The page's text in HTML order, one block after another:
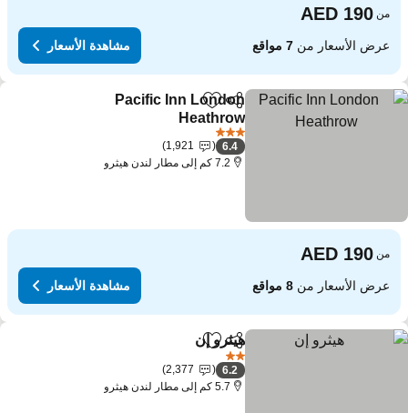
من
عرض الأسعار من7 مواقع مشاهدة الأسعار
مشاركةAdd to favorites
Pacific Inn London
Heathrow
6.4
1,921
7.2 كم إلى مطار لندن هيثرو
من
عرض الأسعار من8 مواقع مشاهدة الأسعار
مشاركةAdd to favorites
هيثرو إن
6.2
2,377
5.7 كم إلى مطار لندن هيثرو